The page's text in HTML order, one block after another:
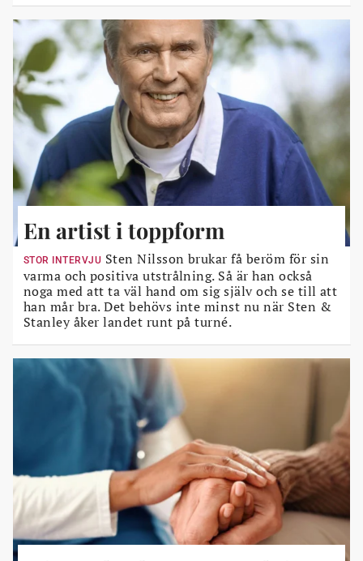
En artist i toppform
STOR INTERVJU Sten Nilsson brukar få beröm för sin
varma och positiva utstrålning. Så är han också
noga med att ta väl hand om sig själv och se till att
han mår bra. Det behövs inte minst nu när Sten &
Stanley åker landet runt på turné.